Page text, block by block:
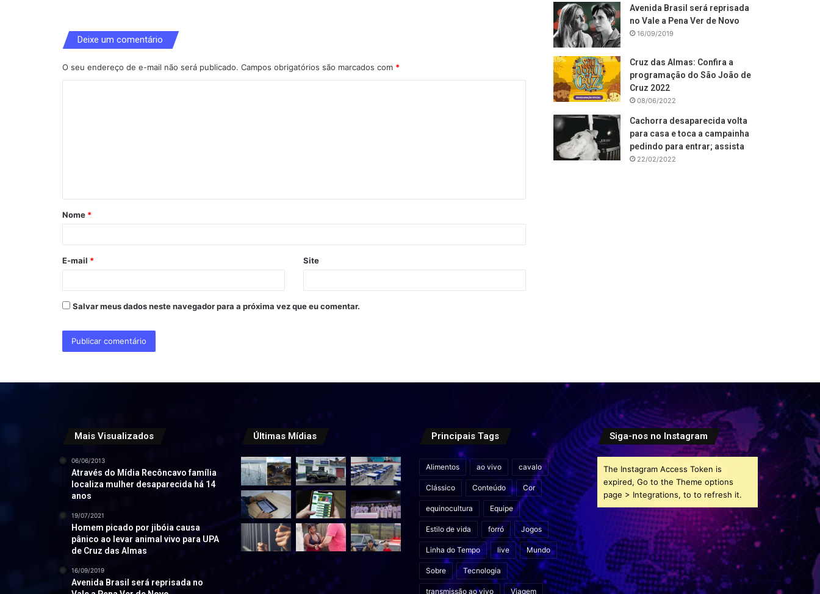
Deixe um comentário
O seu endereço de e-mail não será publicado. Campos obrigatórios são marcados com *
á
r
*
Nome *
E-mail * Site
Salvar meus dados neste navegador para a próxima vez que eu comentar.
Avenida Brasil será reprisada
no Vale a Pena Ver de Novo
16/09/2019
Cruz das Almas: Confira a
programação do São João de
Cruz 2022
08/06/2022
Cachorra desaparecida volta
para casa e toca a campainha
pedindo para entrar; assista
22/02/2022
Mais Visualizados
06/06/2013
Através do Mídia Recôncavo família
localiza mulher desaparecida há 14
anos
19/07/2021
Homem picado por jibóia causa
pânico ao levar animal vivo para UPA
de Cruz das Almas
16/09/2019
Avenida Brasil será reprisada no
Últimas Mídias Principais Tags
Alimentos ao vivo cavalo
Clássico Conteúdo Cor
equinocultura Equipe
Estilo de vida forró Jogos
Linha do Tempo live Mundo
Sobre Tecnologia
transmissão ao vivo Viagem
Siga-nos no Instagram
The Instagram Access Token is
expired, Go to the Theme options
page > Integrations, to to refresh it.